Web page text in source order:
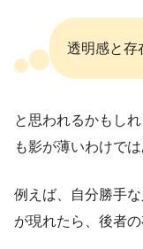
透明感と存
と思われるかもし
も影が薄いわけでは
例えば、自分勝手
が現れたら、後者